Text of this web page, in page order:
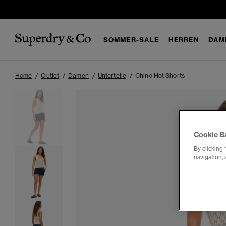
SOMMER-SALE HERREN
Home Outlet Damen Unterteile Chino Hot Shorts
Cookie
By clicking
navigation,